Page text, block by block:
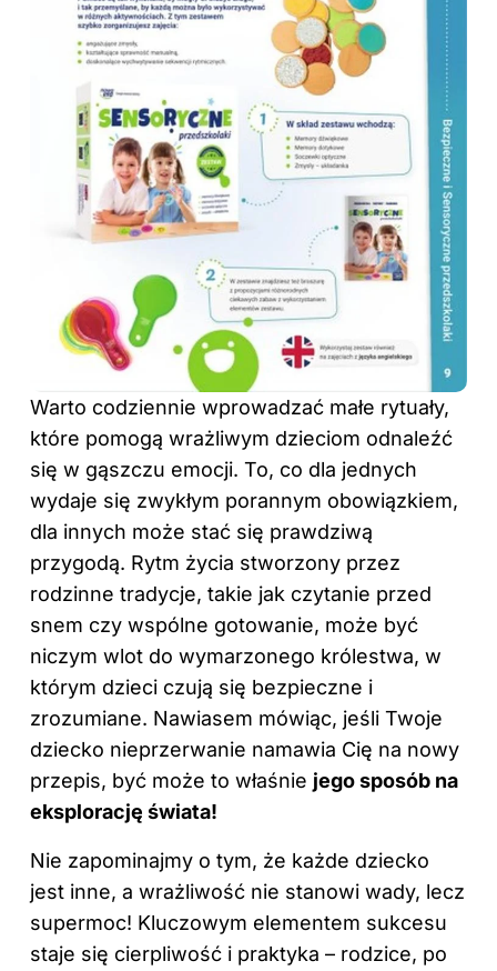
Warto codziennie wprowadzać małe rytuały,
które pomogą wrażliwym dzieciom odnaleźć
się w gąszczu emocji. To, co dla jednych
wydaje się zwykłym porannym obowiązkiem,
dla innych może stać się prawdziwą
przygodą. Rytm życia stworzony przez
rodzinne tradycje, takie jak czytanie przed
snem czy wspólne gotowanie, może być
niczym wlot do wymarzonego królestwa, w
którym dzieci czują się bezpieczne i
zrozumiane. Nawiasem mówiąc, jeśli Twoje
dziecko nieprzerwanie namawia Cię na nowy
przepis, być może to właśnie jego sposób na
eksplorację świata!
Nie zapominajmy o tym, że każde dziecko
jest inne, a wrażliwość nie stanowi wady, lecz
supermoc! Kluczowym elementem sukcesu
staje się cierpliwość i praktyka – rodzice, po